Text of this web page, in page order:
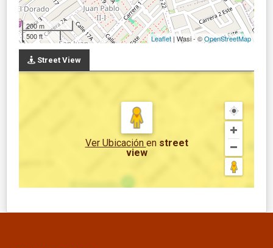
200 m
500 ft
Leaflet | Wasi - ©OpenStreetMap
Street View
Ver Ubicación en street
view